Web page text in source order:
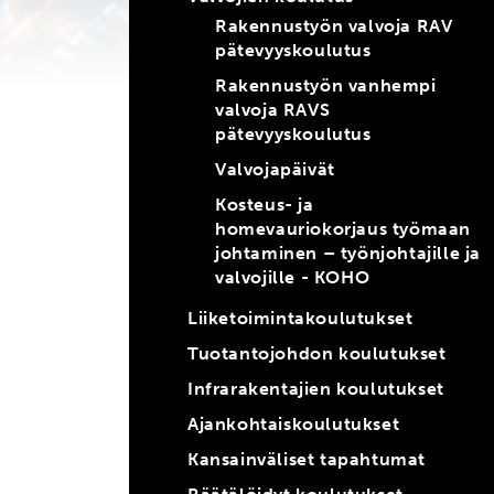
Rakennustyön valvoja RAV
pätevyyskoulutus
Rakennustyön vanhempi
valvoja RAVS
pätevyyskoulutus
Valvojapäivät
Kosteus- ja
homevauriokorjaus työmaan
johtaminen – työnjohtajille ja
valvojille - KOHO
Liiketoimintakoulutukset
Tuotantojohdon koulutukset
Infrarakentajien koulutukset
Ajankohtaiskoulutukset
Kansainväliset tapahtumat